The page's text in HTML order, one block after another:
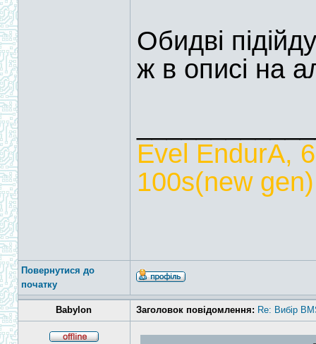
Обидві
ж в описі на
Evel EndurA,
100s(new
Повернутися до
початку
Babylon Заголовок повідомлення: Re: Вибір